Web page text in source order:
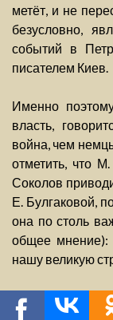
метёт, и не
безусловно,
событий в
писателем Киев.
Именно
власть,
война, чем
отметить, что
Соколов
Е. Булгаковой,
она по столь
общее мнение):
нашу великую
Тьма,
Библии